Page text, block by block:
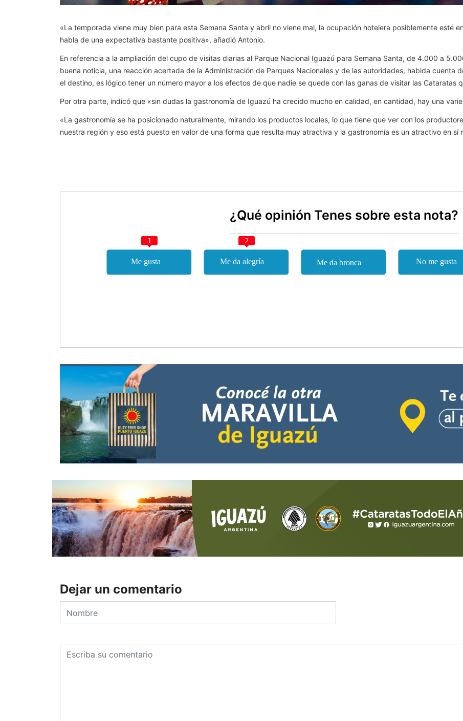
«La temporada viene muy bien para esta Semana Santa y abril no viene mal, la ocupación hotelera posiblemente esté
habla de una expectativa bastante positiva», añadió Antonio.
En referencia a la ampliación del cupo de visitas diarias al Parque Nacional Iguazú para Semana Santa, de 4.000 a
buena noticia, una reacción acertada de la Administración de Parques Nacionales y de las autoridades, habida cuenta
el destino, es lógico tener un número mayor a los efectos de que nadie se quede con las ganas de visitar las Cataratas
Por otra parte, indicó que «sin dudas la gastronomía de Iguazú ha crecido mucho en calidad, en cantidad, hay una
«La gastronomía se ha posicionado naturalmente, mirando los productos locales, lo que tiene que ver con los
nuestra región y eso está puesto en valor de una forma que resulta muy atractiva y la gastronomía es un atractivo en sí
¿Qué opinión Tenes sobre esta nota?
1 2
Dejar un comentario